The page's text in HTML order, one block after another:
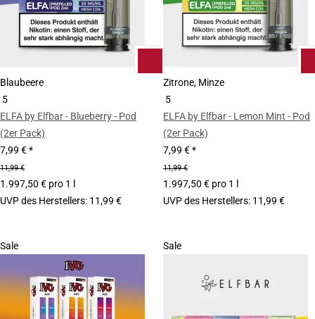
Blaubeere
5
ELFA by Elfbar - Blueberry - Pod
(2er Pack)
7,99 €*
11,99 €
1.997,50 € pro 1 l
UVP des Herstellers: 11,99 €
Zitrone, Minze
5
ELFA by Elfbar - Lemon Mint - Pod
(2er Pack)
7,99 €*
11,99 €
1.997,50 € pro 1 l
UVP des Herstellers: 11,99 €
Sale Sale